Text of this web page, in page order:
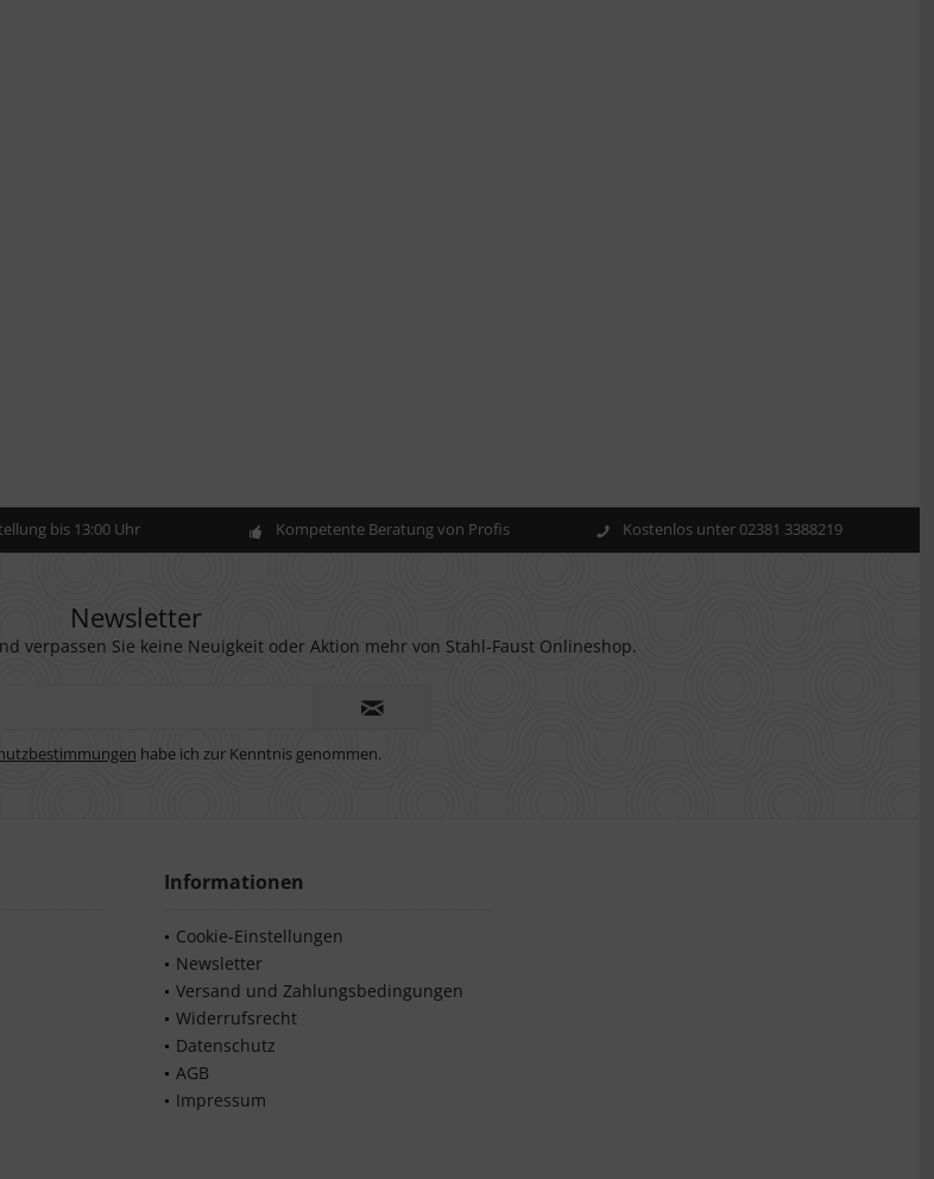
bis 13:00 Uhr Kompetente Beratung von Profis Kostenlos unter 02381 3388219
Newsletter
verpassen Sie keine Neuigkeit oder Aktion mehr von Stahl-Faust Onlineshop.
habe ich zur Kenntnis genommen.
Informationen
Cookie-Einstellungen
Newsletter
Versand und Zahlungsbedingungen
Widerrufsrecht
Datenschutz
AGB
Impressum